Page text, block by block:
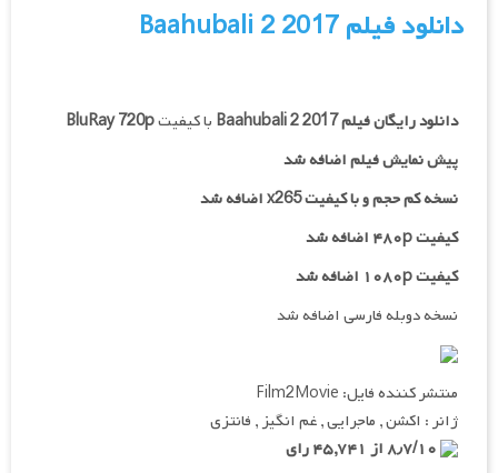
دانلود فیلم Baahubali 2 2017
دانلود رایگان فیلمBaahubali 2 2017 با کیفیتBluRay 720p
پیش نمایش فیلم اضافه شد
نسخه کم حجم و با کیفیت x265 اضافه شد
کیفیت ۴۸۰p اضافه شد
کیفیت ۱۰۸۰p اضافه شد
نسخه دوبله فارسی اضافه شد
منتشر کننده فایل: Film2Movie
ژانر : اکشن , ماجرایی , غم انگیز , فانتزی